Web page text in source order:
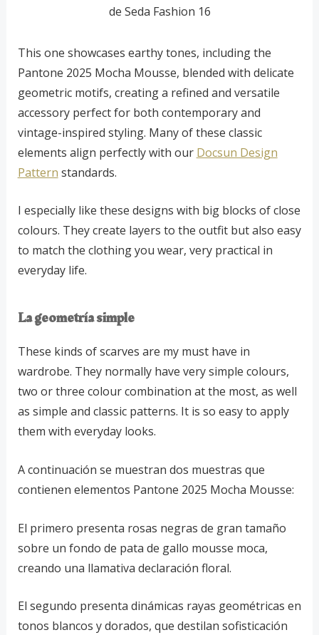
de Seda Fashion 16
This one showcases earthy tones, including the
Pantone 2025 Mocha Mousse, blended with delicate
geometric motifs, creating a refined and versatile
accessory perfect for both contemporary and
vintage-inspired styling. Many of these classic
elements align perfectly with our Docsun Design
Pattern standards.
I especially like these designs with big blocks of close
colours. They create layers to the outfit but also easy
to match the clothing you wear, very practical in
everyday life.
La geometría simple
These kinds of scarves are my must have in
wardrobe. They normally have very simple colours,
two or three colour combination at the most, as well
as simple and classic patterns. It is so easy to apply
them with everyday looks.
A continuación se muestran dos muestras que
contienen elementos Pantone 2025 Mocha Mousse:
El primero presenta rosas negras de gran tamaño
sobre un fondo de pata de gallo mousse moca,
creando una llamativa declaración floral.
El segundo presenta dinámicas rayas geométricas en
tonos blancos y dorados, que destilan sofisticación